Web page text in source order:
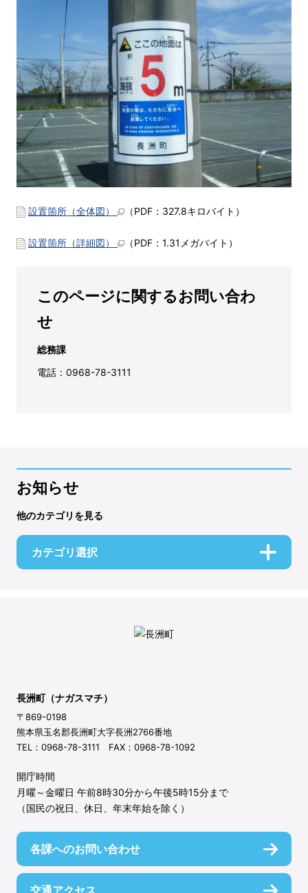
設置箇所（全体図） （PDF：327.8キロバイト）
設置箇所（詳細図） （PDF：1.31メガバイト）
このページに関するお問い合わ
せ
総務課
電話：0968-78-3111
お知らせ
他のカテゴリを見る
カテゴリ選択
長洲町（ナガスマチ）
〒869-0198
熊本県玉名郡長洲町大字長洲2766番地
TEL：0968-78-3111 FAX：0968-78-1092
開庁時間
月曜～金曜日 午前8時30分から午後5時15分まで
（国民の祝日、休日、年末年始を除く）
各課へのお問い合わせ
交通アクセス